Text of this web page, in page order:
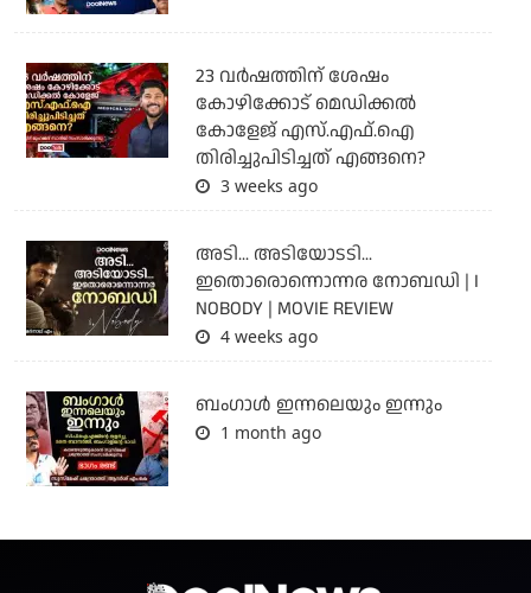
23 വർഷത്തിന് ശേഷം
കോഴിക്കോട് മെഡിക്കൽ
കോളേജ് എസ്.എഫ്.ഐ
തിരിച്ചുപിടിച്ചത് എങ്ങനെ?
3 weeks ago
അടി... അടിയോടടി...
ഇതൊരൊന്നൊന്നര നോബഡി | I
NOBODY | MOVIE REVIEW
4 weeks ago
ബംഗാള്‍ ഇന്നലെയും ഇന്നും
1 month ago